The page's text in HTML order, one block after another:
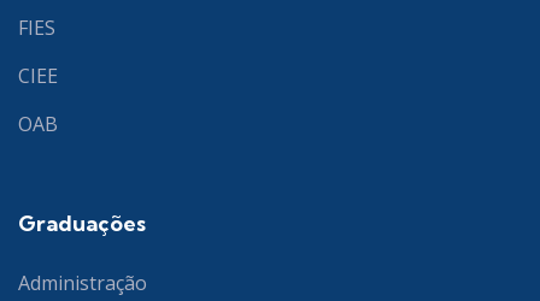
FIES
CIEE
OAB
Graduações
Administração